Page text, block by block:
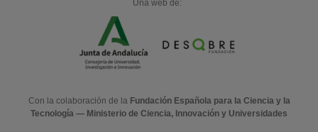
Una web de:
Con la colaboración de la Fundación Española para la Ciencia y la
Tecnología — Ministerio de Ciencia, Innovación y Universidades